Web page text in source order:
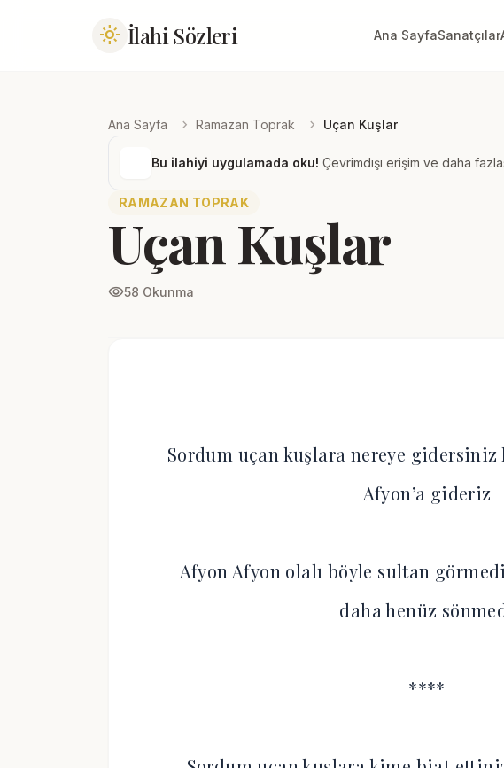
light_mode İlahi Sözleri Ana SayfaSanatçılar
Ana Sayfa chevron_right Ramazan Toprak chevron_right Uçan Kuşlar
Bu ilahiyi uygulamada oku! Çevrimdışı erişim ve daha
RAMAZAN TOPRAK
Uçan Kuşlar
visibility58 Okunma
Sordum uçan kuşlara nereye
Afyon’a gideriz
Afyon Afyon olalı böyle sultan
daha henüz
****